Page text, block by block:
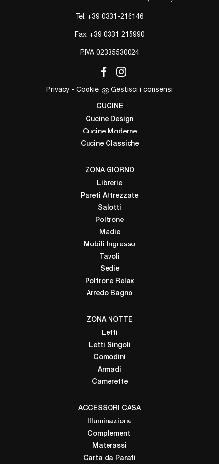
Tel. +39 0331-216146
Fax: +39 0331 215990
P.IVA 02335530024
Privacy - Cookie Gestisci i consensi
CUCINE
Cucine Design
Cucine Moderne
Cucine Classiche
ZONA GIORNO
Librerie
Pareti Attrezzate
Salotti
Poltrone
Madie
Mobili Ingresso
Tavoli
Sedie
Poltrone Relax
Arredo Bagno
ZONA NOTTE
Letti
Letti Singoli
Comodini
Armadi
Camerette
ACCESSORI CASA
Illuminazione
Complementi
Materassi
Carta da Parati